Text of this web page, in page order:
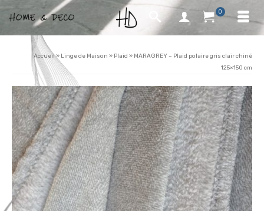
0
Accueil» Linge de Maison » Plaid » MARAGREY – Plaid polaire gris clair chiné
125×150 cm